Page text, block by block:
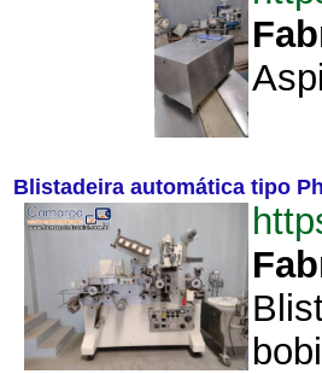
Blistadeira automática tipo